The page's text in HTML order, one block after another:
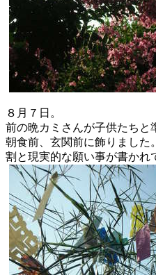
８月７日。
前の晩カミさんが子供たちと
朝食前、玄関前に飾りました。
割と現実的な願い事が書かれ